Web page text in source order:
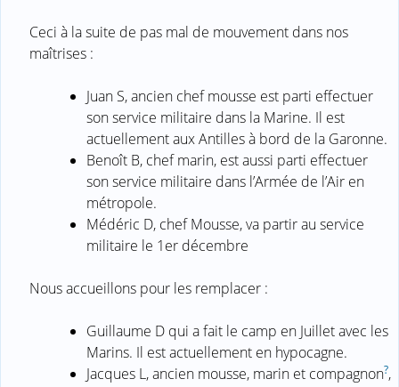
Ceci à la suite de pas mal de mouvement dans nos
maîtrises :
Juan S, ancien chef mousse est parti effectuer
son service militaire dans la Marine. Il est
actuellement aux Antilles à bord de la Garonne.
Benoît B, chef marin, est aussi parti effectuer
son service militaire dans l’Armée de l’Air en
métropole.
Médéric D, chef Mousse, va partir au service
militaire le 1er décembre
Nous accueillons pour les remplacer :
Guillaume D qui a fait le camp en Juillet avec les
Marins. Il est actuellement en hypocagne.
Jacques L, ancien mousse, marin et compagnon?,